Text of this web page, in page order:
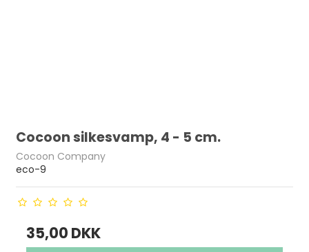
Cocoon silkesvamp, 4 - 5 cm.
Cocoon Company
eco-9
35,00 DKK